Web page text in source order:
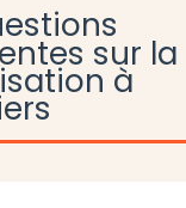
sur la
à